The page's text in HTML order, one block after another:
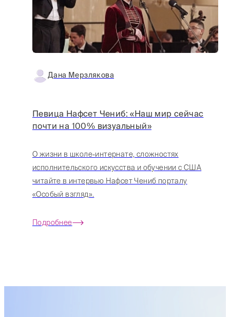
Дана Мерзлякова
Певица Нафсет Чениб: «Наш мир сейчас
почти на 100% визуальный»
О жизни в школе-интернате, сложностях
исполнительского искусства и обучении с США
читайте в интервью Нафсет Чениб порталу
«Особый взгляд».
Подробнее